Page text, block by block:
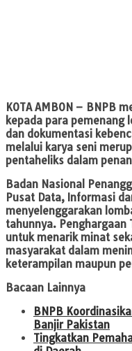
KOTA AMBON – BNPB
kepada para
dan dokumentasi
melalui karya seni
pentaheliks dalam
Badan Nasional
Pusat Data, Informasi
menyelenggarakan
tahunnya. Penghargaan
untuk menarik minat
masyarakat dalam
keterampilan maupun
Bacaan Lainnya
BNPB
Banjir Pakistan
Tingkatkan